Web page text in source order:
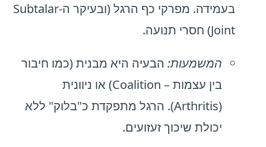
בעמידה. מפרקי כף הרגל (ובעיקר ה-Subtalar
Joint) חסרי תנועה.
המשמעות: הבעיה היא מבנית (כמו חיבור
בין עצמות – Coalition) או ניוונית
(Arthritis). הרגל מתפקדת כ"בלוק" ללא
יכולת שיכוך זעזועים.